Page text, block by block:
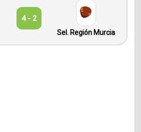
4 - 2
Sel. Región Murcia